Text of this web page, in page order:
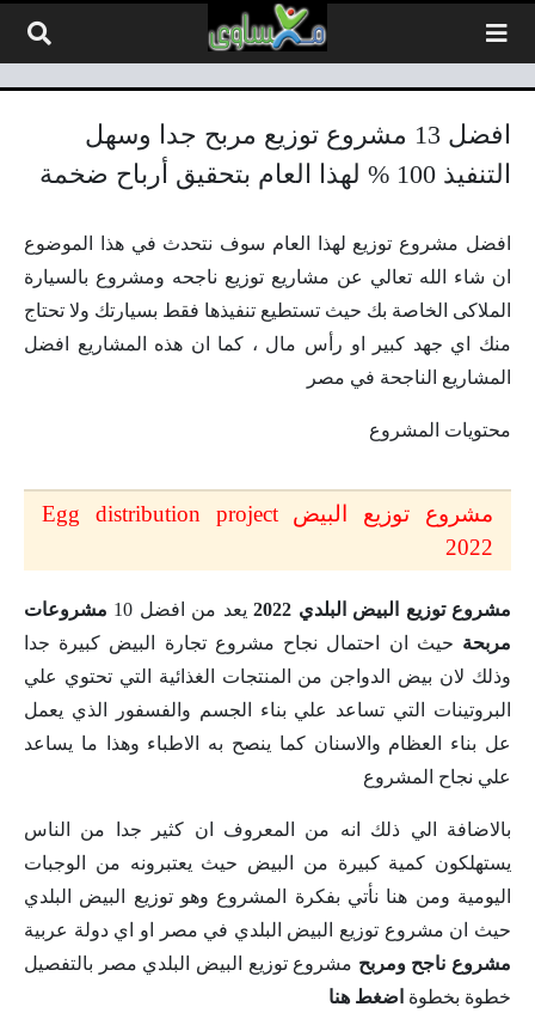
افضل 13 مشروع توزيع مربح جدا وسهل
التنفيذ 100 % لهذا العام بتحقيق أرباح ضخمة
افضل مشروع توزيع لهذا العام سوف نتحدث في هذا الموضوع
ان شاء الله تعالي عن مشاريع توزيع ناجحه ومشروع بالسيارة
الملاكى الخاصة بك حيث تستطيع تنفيذها فقط بسيارتك ولا تحتاج
منك اي جهد كبير او رأس مال ، كما ان هذه المشاريع افضل
المشاريع الناجحة في مصر
محتويات المشروع
مشروع توزيع البيض Egg distribution project
2022
مشروع توزيع البيض البلدي 2022 يعد من افضل 10
مشروعات
مربحة حيث ان احتمال نجاح مشروع تجارة البيض كبيرة جدا
وذلك لان بيض الدواجن من المنتجات الغذائية التي تحتوي علي
البروتينات التي تساعد علي بناء الجسم والفسفور الذي يعمل
عل بناء العظام والاسنان كما ينصح به الاطباء وهذا ما يساعد
علي نجاح المشروع
بالاضافة الي ذلك انه من المعروف ان كثير جدا من الناس
يستهلكون كمية كبيرة من البيض حيث يعتبرونه من الوجبات
اليومية ومن هنا نأتي بفكرة المشروع وهو توزيع البيض البلدي
حيث ان مشروع توزيع البيض البلدي في مصر او اي دولة عربية
مشروع ناجح ومربح مشروع توزيع البيض البلدي مصر بالتفصيل
خطوة بخطوة اضغط هنا